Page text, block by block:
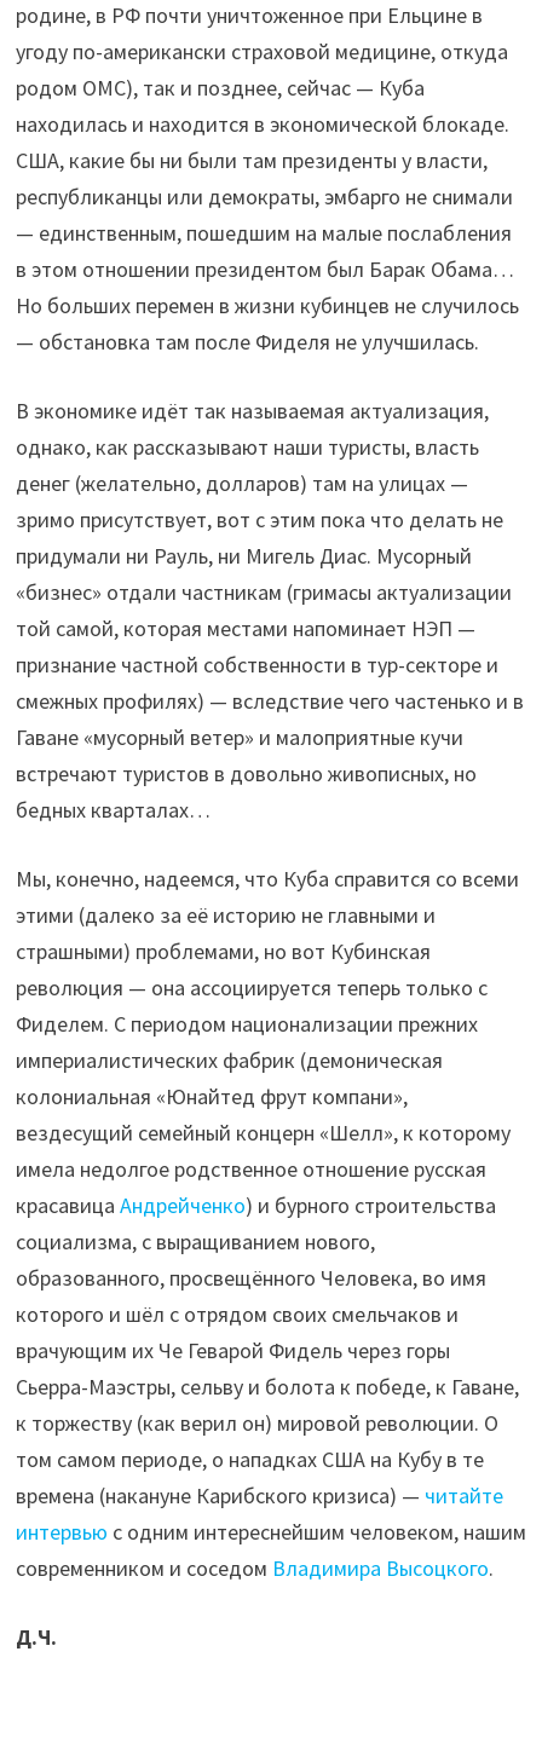
родине, в РФ почти уничтоженное при Ельцине в
угоду по-американски страховой медицине, откуда
родом ОМС), так и позднее, сейчас — Куба
находилась и находится в экономической блокаде.
США, какие бы ни были там президенты у власти,
республиканцы или демократы, эмбарго не снимали
— единственным, пошедшим на малые послабления
в этом отношении президентом был Барак Обама…
Но больших перемен в жизни кубинцев не случилось
— обстановка там после Фиделя не улучшилась.
В экономике идёт так называемая актуализация,
однако, как рассказывают наши туристы, власть
денег (желательно, долларов) там на улицах —
зримо присутствует, вот с этим пока что делать не
придумали ни Рауль, ни Мигель Диас. Мусорный
«бизнес» отдали частникам (гримасы актуализации
той самой, которая местами напоминает НЭП —
признание частной собственности в тур-секторе и
смежных профилях) — вследствие чего частенько и в
Гаване «мусорный ветер» и малоприятные кучи
встречают туристов в довольно живописных, но
бедных кварталах…
Мы, конечно, надеемся, что Куба справится со всеми
этими (далеко за её историю не главными и
страшными) проблемами, но вот Кубинская
революция — она ассоциируется теперь только с
Фиделем. С периодом национализации прежних
империалистических фабрик (демоническая
колониальная «Юнайтед фрут компани»,
вездесущий семейный концерн «Шелл», к которому
имела недолгое родственное отношение русская
красавица Андрейченко) и бурного строительства
социализма, с выращиванием нового,
образованного, просвещённого Человека, во имя
которого и шёл с отрядом своих смельчаков и
врачующим их Че Геварой Фидель через горы
Сьерра-Маэстры, сельву и болота к победе, к Гаване,
к торжеству (как верил он) мировой революции. О
том самом периоде, о нападках США на Кубу в те
времена (накануне Карибского кризиса) — читайте
интервью с одним интереснейшим человеком, нашим
современником и соседом Владимира Высоцкого.
Д.Ч.